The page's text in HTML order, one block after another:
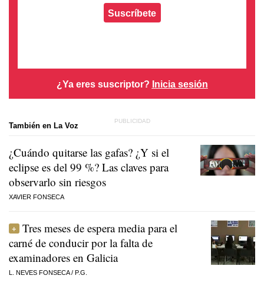
Suscríbete
¿Ya eres suscriptor? Inicia sesión
También en La Voz
¿Cuándo quitarse las gafas? ¿Y si el
eclipse es del 99 %? Las claves para
observarlo sin riesgos
XAVIER FONSECA
Tres meses de espera media para el
carné de conducir por la falta de
examinadores en Galicia
L. NEVES FONSECA/ P.G.